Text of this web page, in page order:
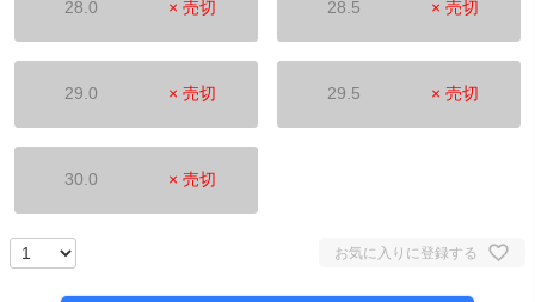
28.0 × 売切 28.5 × 売切
29.0 × 売切 29.5 × 売切
30.0 × 売切
お気に入りに登録する